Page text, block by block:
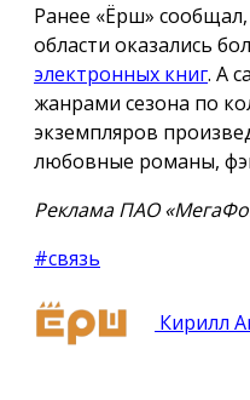
Ранее «Ёрш»
области оказались
электронных книг. А
жанрами сезона по
экземпляров
любовные романы,
Реклама ПАО
#связь
Кирилл